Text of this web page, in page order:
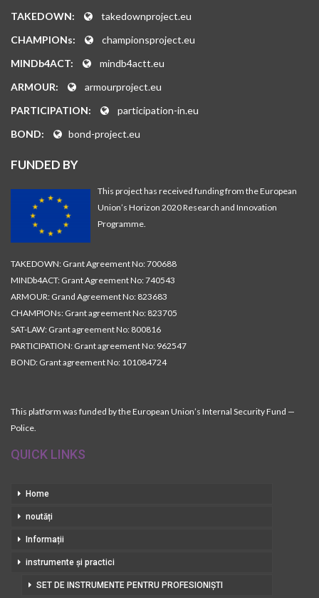
TAKEDOWN:
takedownproject.eu
CHAMPIONs:
championsproject.eu
MINDb4ACT:
mindb4actt.eu
ARMOUR:
armourproject.eu
PARTICIPATION:
participation-in.eu
BOND:
bond-project.eu
FUNDED BY
This project has received funding from the European
Union’s Horizon 2020 Research and Innovation
Programme.
TAKEDOWN: Grant Agreement No: 700688
MINDb4ACT: Grant Agreement No: 740543
ARMOUR: Grand Agreement No: 823683
CHAMPIONs: Grant agreement No: 823705
SAT-LAW: Grant agreement No: 800816
PARTICIPATION: Grant agreement No: 962547
BOND: Grant agreement No: 101084724
This platform was funded by the European Union’s Internal Security Fund —
Police.
QUICK LINKS
Home
noutăți
Informații
instrumente și practici
SET DE INSTRUMENTE PENTRU PROFESIONIȘTI